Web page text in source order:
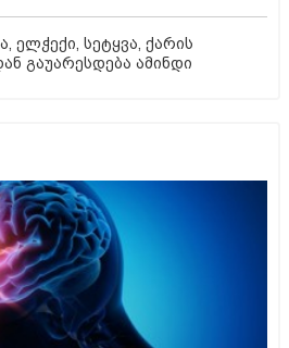
ელჭექი, სეტყვა, ქარის
გაუარესდება ამინდი